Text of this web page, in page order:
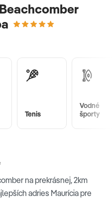
Tenis
Vodné
športy
na prekrásnej, 2km
adries Maurícia pre